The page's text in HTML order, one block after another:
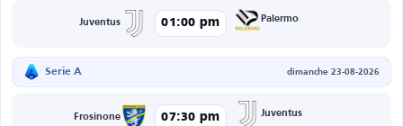
Juventus 01:00 pm Palermo
Serie A dimanche 23-08-2026
Frosinone 07:30 pm Juventus